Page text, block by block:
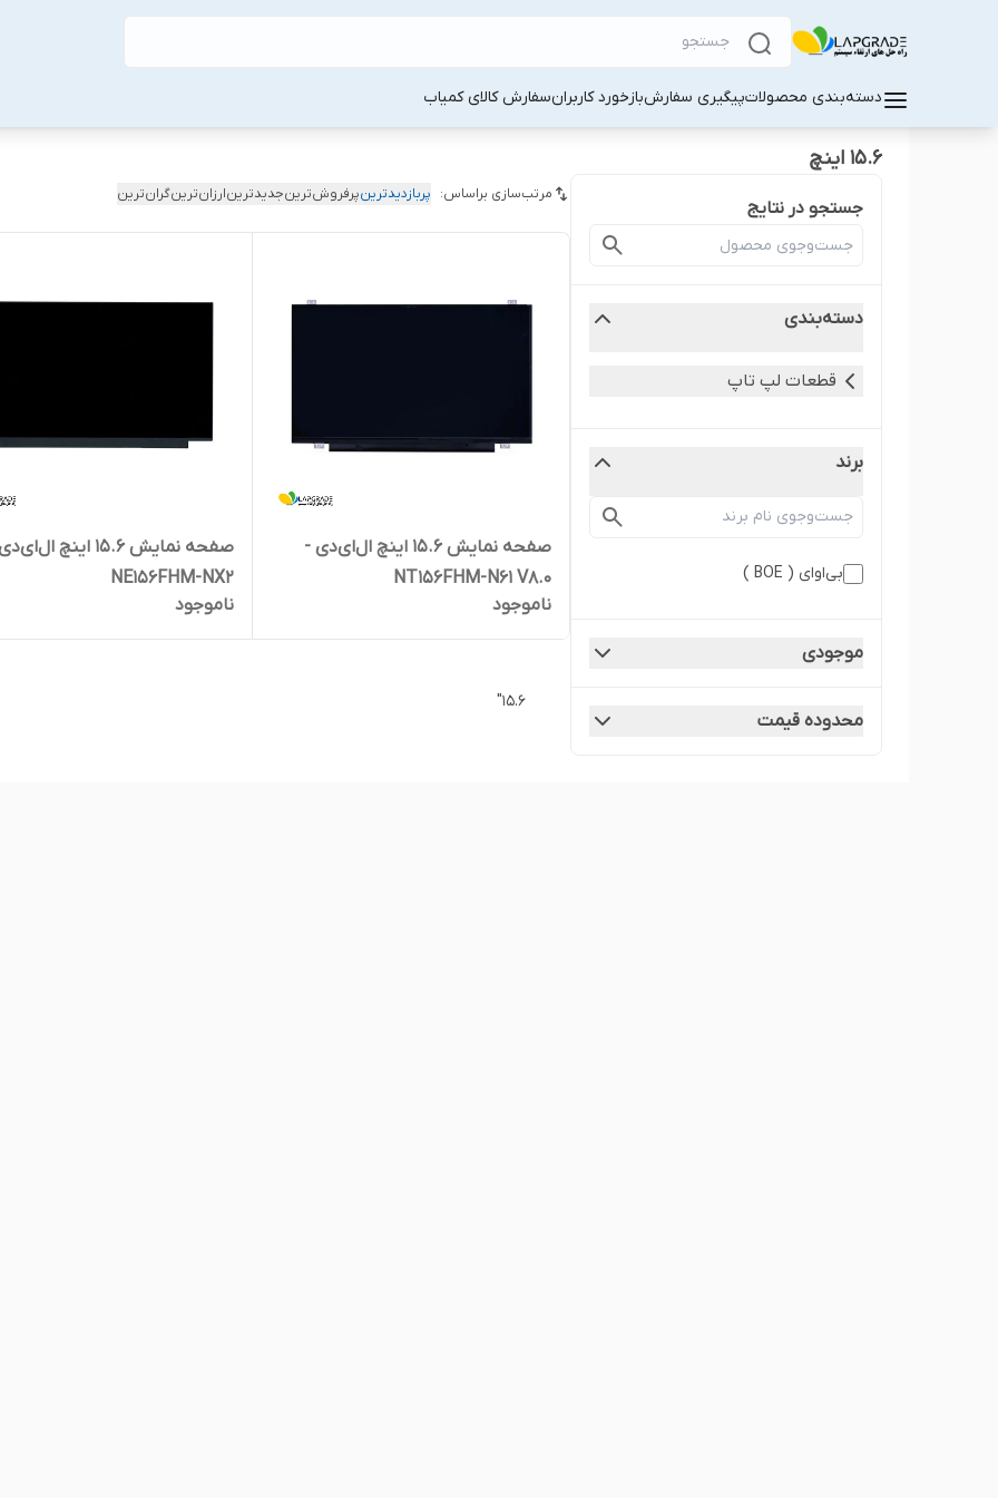
دسته‌بندی محصولاتپیگیری سفارشبازخورد کاربرانسفارش کالا‌ی کمیاب
15.6 اینچ
جستجو در نتایج
دسته‌بندی
قطعات لپ‌ تاپ
برند
بی‌او‌ای ( BOE )
موجودی
محدوده قیمت
مرتب‌سازی براساس: پربازدیدترینپرفروش‌ترینجدیدترینارزان‌ترینگران‌ترین
صفحه نمایش 15.6 اینچ ال‌ای‌دی -
NT156FHM-N61 V8.0
ناموجود
صفحه نمایش 15.6 اینچ
NE156FHM-NX2
ناموجود
15.6"